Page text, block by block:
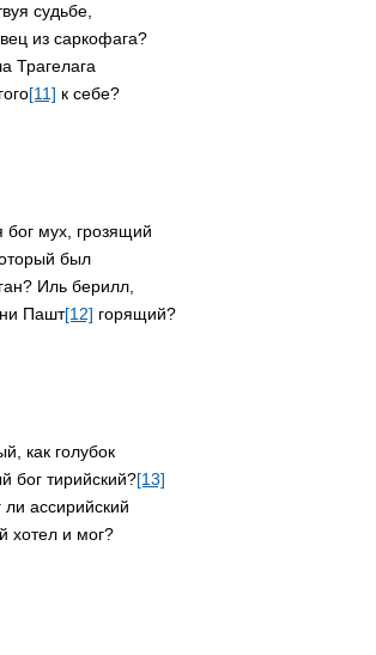
судьбе,
из саркофага?
Трагелага
[11] к себе?
бог мух, грозящий
был
Иль берилл,
Пашт[12] горящий?
как голубок
бог тирийский?[13]
ассирийский
хотел и мог?